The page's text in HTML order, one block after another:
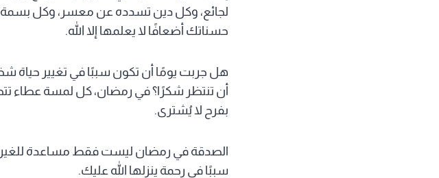
لجائع، وكل دين تسدده عن معسر، وكل
حسناتك أضعافًا لا يعلمها إلا الله.
هل جربت يومًا أن تكون سببًا في تغيير
أن تنتظر شكرًا؟ في رمضان، كل لمسة عطاء
بفرح لا يُشترى.
الصدقة في رمضان ليست فقط مساعدة للغير،
سببًا في رحمة ينزلها الله عليك.